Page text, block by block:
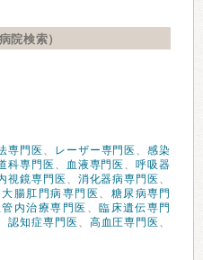
院検索）
専門医 、 レーザー専門医 、感染
科専門医 、 血液専門医 、呼吸器
視鏡専門医 、 消化器病専門医 、
大腸肛門病専門医 、 糖尿病専門
管内治療専門医 、臨床遺伝専門
認知症専門医 、 高血圧専門医 、